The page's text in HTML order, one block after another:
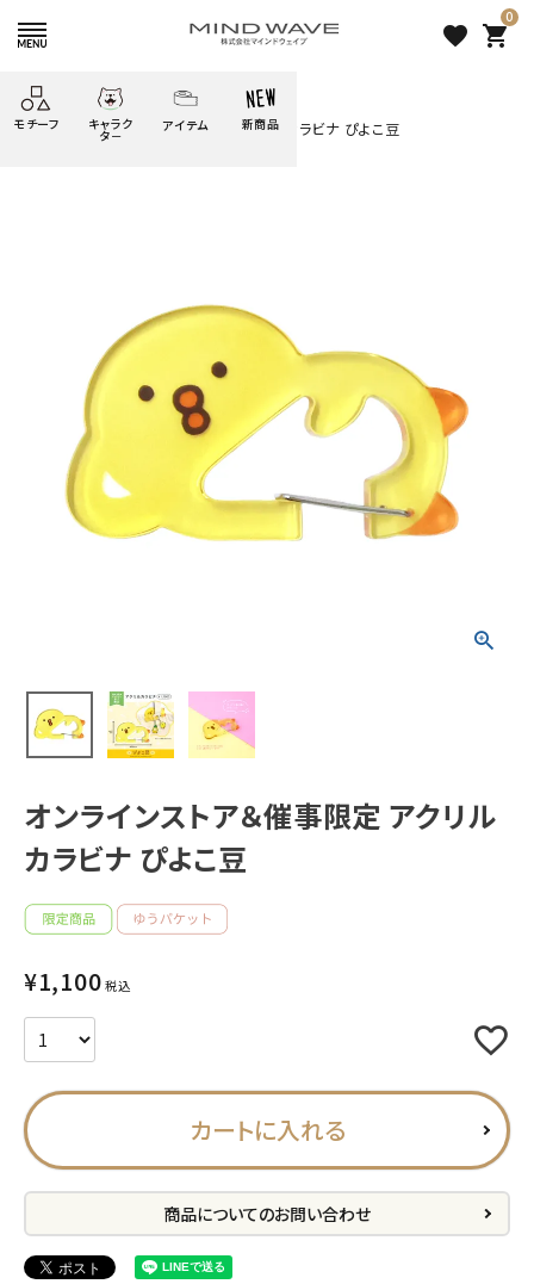
favorite
0
shopping_cart
モチーフ キャラク
タ－
だっとちゃん
かわうそ
ツンダちゃん
その他
アイテム
文具小物
モバイル
アイテム
新商品 search
オンラインストア＆催事限定
アクリルカラビナ ぴよこ豆
（税込）
モチーフから探す
アイテムから探す
INFORMATION
お知らせ
ご利用ガイド
よくあるご質問
プライバシーポリシー
特定商取引法について
お問い合わせ
ACCOUNT MENU
HOME
すべての商品
オンラインストア＆催事限定 アクリルカラビナ ぴよこ豆
オンラインストア＆催事限定 アクリル
カラビナ ぴよこ豆
¥1,100 税込
カートに入れる
商品についてのお問い合わせ